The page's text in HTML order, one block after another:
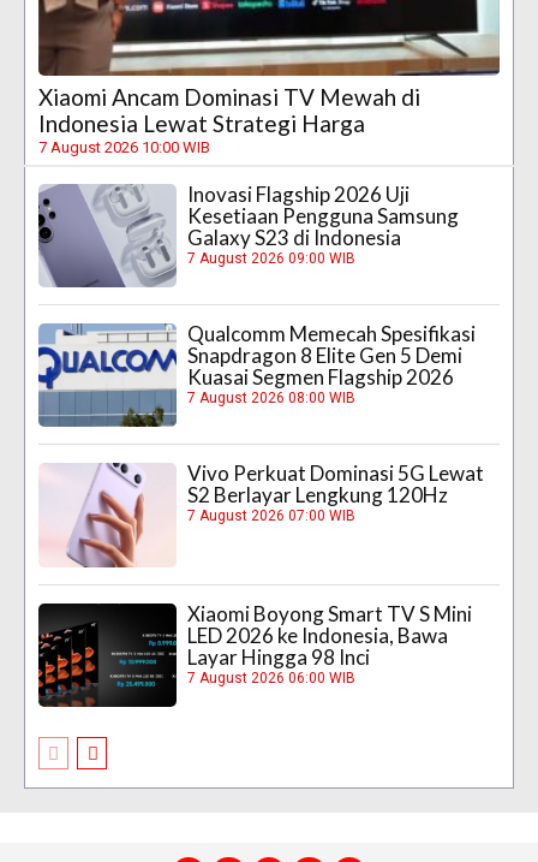
Xiaomi Ancam Dominasi TV Mewah di
Indonesia Lewat Strategi Harga
7 August 2026 10:00 WIB
Inovasi Flagship 2026 Uji
Kesetiaan Pengguna Samsung
Galaxy S23 di Indonesia
7 August 2026 09:00 WIB
Qualcomm Memecah Spesifikasi
Snapdragon 8 Elite Gen 5 Demi
Kuasai Segmen Flagship 2026
7 August 2026 08:00 WIB
Vivo Perkuat Dominasi 5G Lewat
S2 Berlayar Lengkung 120Hz
7 August 2026 07:00 WIB
Xiaomi Boyong Smart TV S Mini
LED 2026 ke Indonesia, Bawa
Layar Hingga 98 Inci
7 August 2026 06:00 WIB